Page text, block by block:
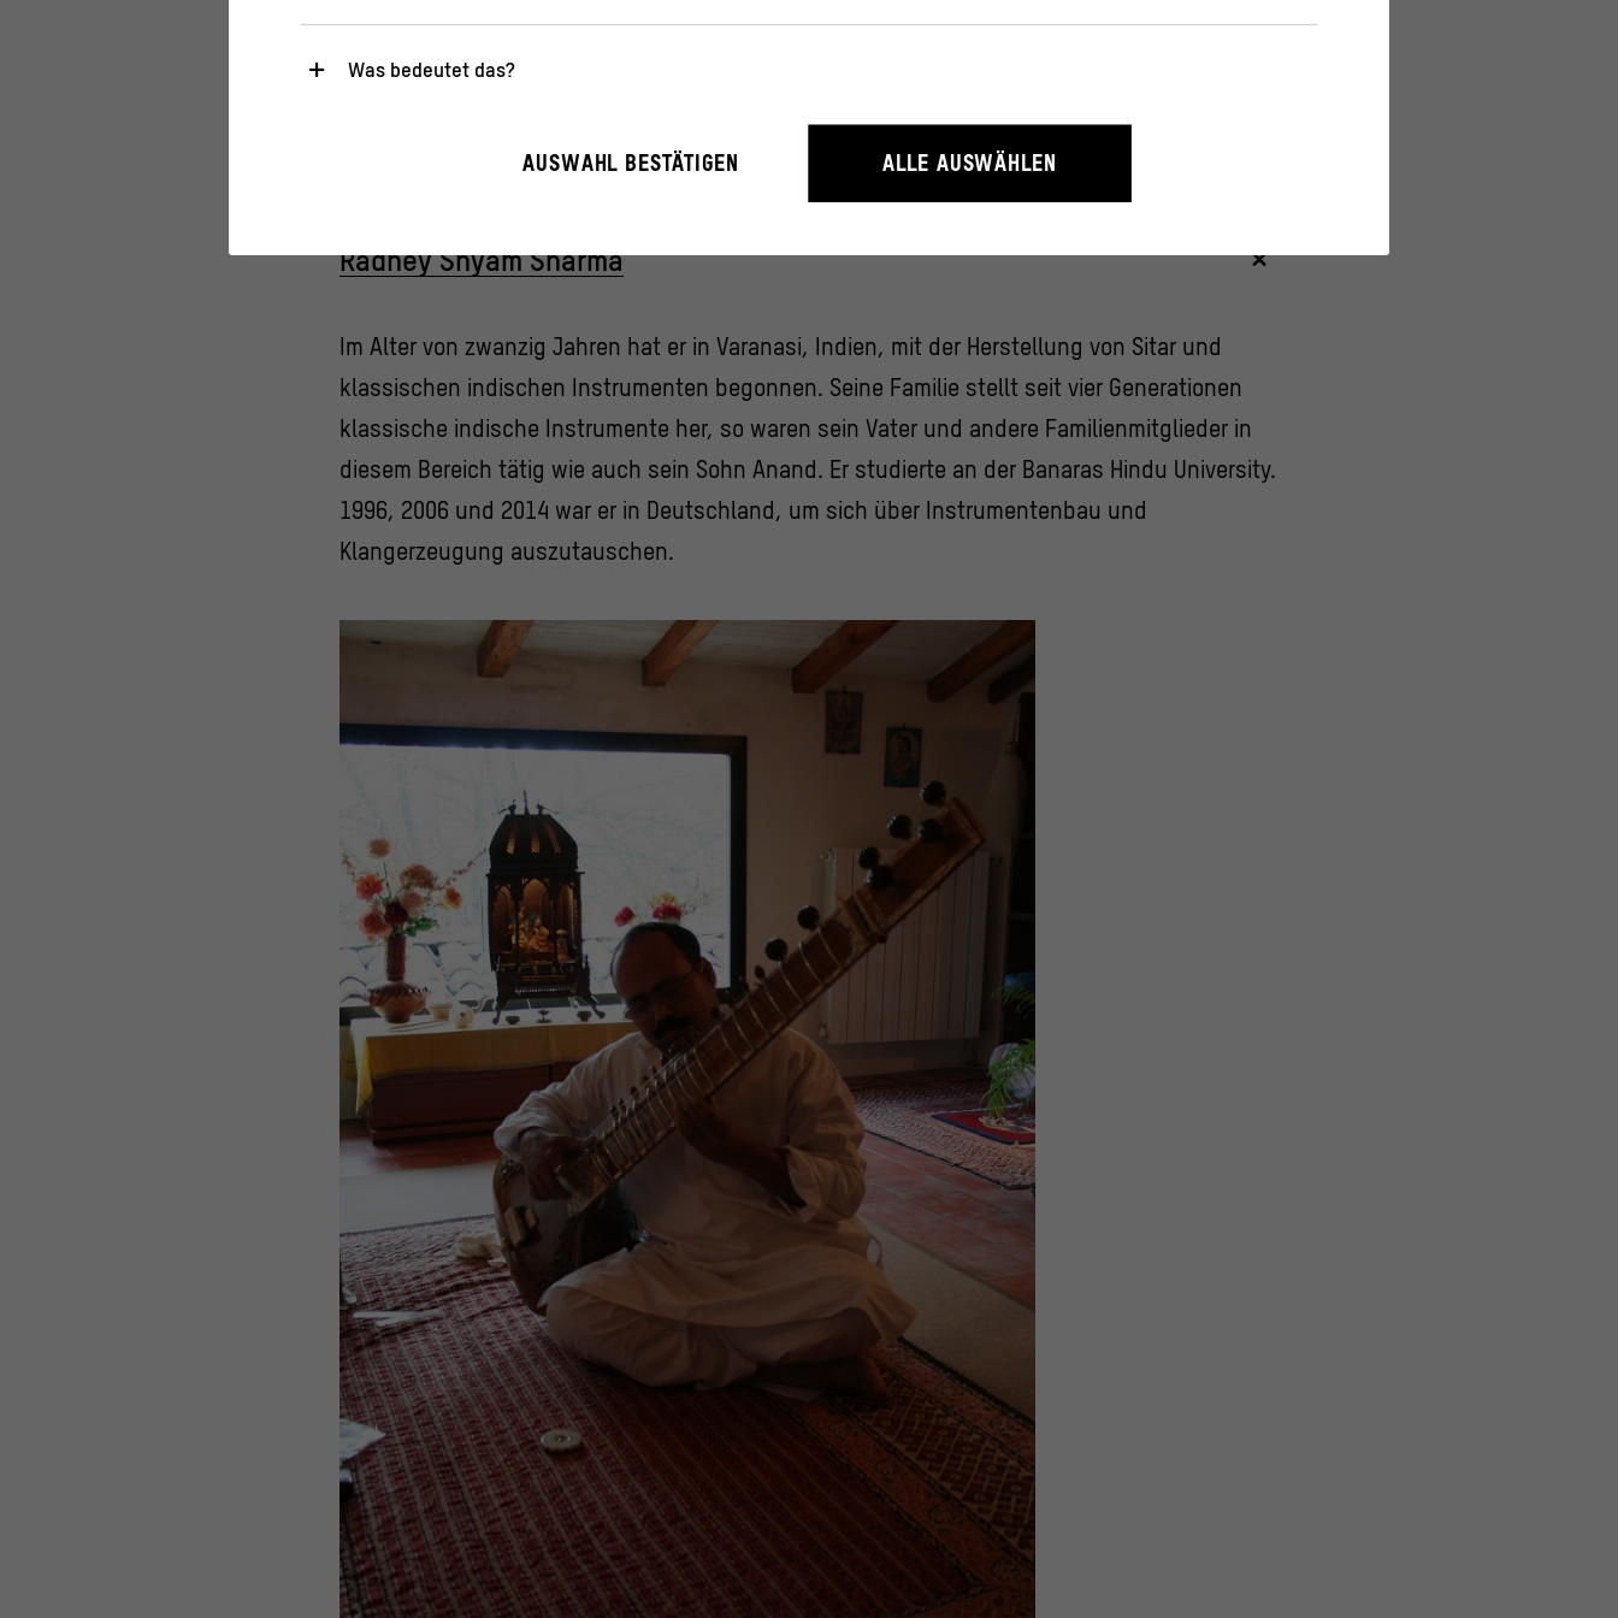
dem Leiter der Abteilung Musik und Medien des Ethnologischen Museums und Museums für
Asiatische Kunst.
Radhey Shyam Sharma
Im Alter von zwanzig Jahren hat er in Varanasi, Indien, mit der Herstellung von Sitar und
klassischen indischen Instrumenten begonnen. Seine Familie stellt seit vier Generationen
klassische indische Instrumente her, so waren sein Vater und andere Familienmitglieder in
diesem Bereich tätig wie auch sein Sohn Anand. Er studierte an der Banaras Hindu University.
1996, 2006 und 2014 war er in Deutschland, um sich über Instrumentenbau und
Klangerzeugung auszutauschen.
Was bedeutet das?
Diese Cookies sind für den Betrieb der Webseite unbedingt notwendig, weil sie grundlegende Funktionen wie die Navigation und
Diese Cookies helfen uns zu verstehen, wie User mit unserer Webseite interagieren, indem Informationen über ihr Verhalten anonym
AUSWAHL BESTÄTIGEN ALLE AUSWÄHLEN